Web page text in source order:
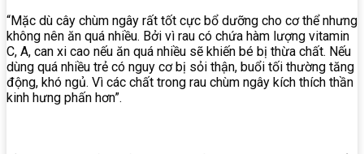
“Mặc dù cây chùm ngây rất tốt cực bổ dưỡng cho cơ thể nhưng
không nên ăn quá nhiều. Bởi vì rau có chứa hàm lượng vitamin
C, A, can xi cao nếu ăn quá nhiều sẽ khiến bé bị thừa chất. Nếu
dùng quá nhiều trẻ có nguy cơ bị sỏi thận, buổi tối thường tăng
động, khó ngủ. Vì các chất trong rau chùm ngây kích thích thần
kinh hưng phấn hơn”.